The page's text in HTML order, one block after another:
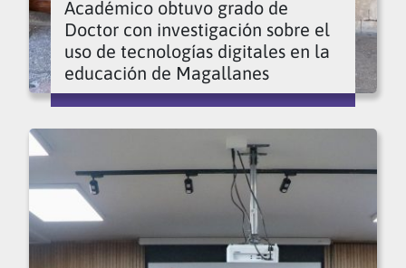
Académico obtuvo grado de
Doctor con investigación sobre el
uso de tecnologías digitales en la
educación de Magallanes